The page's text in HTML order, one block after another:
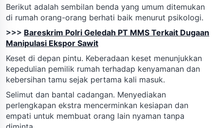
Berikut adalah sembilan benda yang umum ditemukan
di rumah orang-orang berhati baik menurut psikologi.
>>> Bareskrim Polri Geledah PT MMS Terkait Dugaan
Manipulasi Ekspor Sawit
Keset di depan pintu. Keberadaan keset menunjukkan
kepedulian pemilik rumah terhadap kenyamanan dan
kebersihan tamu sejak pertama kali masuk.
Selimut dan bantal cadangan. Menyediakan
perlengkapan ekstra mencerminkan kesiapan dan
empati untuk membuat orang lain nyaman tanpa